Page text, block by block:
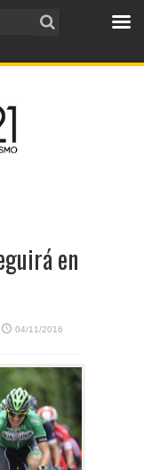
en
04/11/2016